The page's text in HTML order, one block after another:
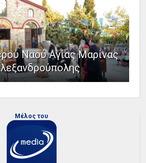
Ναού Αγίας Μαρίνας
Μέλος του